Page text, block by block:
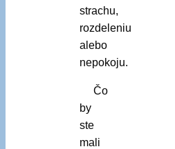
strachu,
rozdeleniu
alebo
nepokoju.
Čo
by
ste
mali